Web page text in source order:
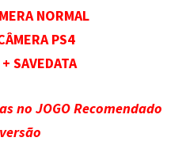
NORMAL
PS4
SAVEDATA
no JOGO Recomendado